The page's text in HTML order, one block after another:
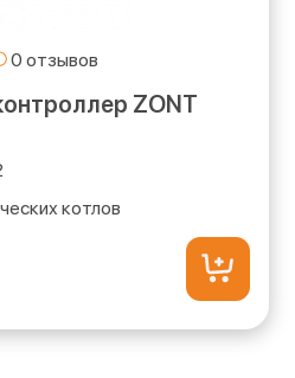
ZONT
котлов